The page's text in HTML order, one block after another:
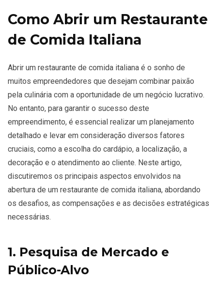
Como Abrir um Restaurante
de Comida Italiana
Abrir um restaurante de comida italiana é o sonho de
muitos empreendedores que desejam combinar paixão
pela culinária com a oportunidade de um negócio lucrativo.
No entanto, para garantir o sucesso deste
empreendimento, é essencial realizar um planejamento
detalhado e levar em consideração diversos fatores
cruciais, como a escolha do cardápio, a localização, a
decoração e o atendimento ao cliente. Neste artigo,
discutiremos os principais aspectos envolvidos na
abertura de um restaurante de comida italiana, abordando
os desafios, as compensações e as decisões estratégicas
necessárias.
1. Pesquisa de Mercado e
Público-Alvo